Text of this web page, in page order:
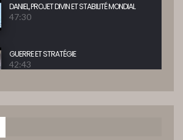
DANIEL, PROJET DIVIN ET STABILITÉ MONDIAL
47:30
GUERRE ET STRATÉGIE
42:43